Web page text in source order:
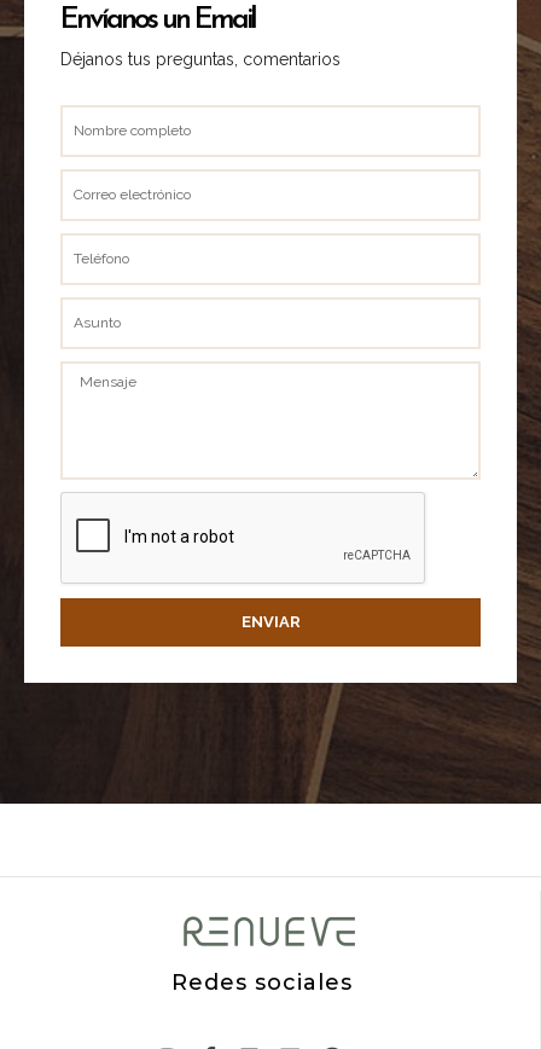
Envíanos un Email
Déjanos tus preguntas, comentarios
Mensaje
ENVIAR
Redes sociales